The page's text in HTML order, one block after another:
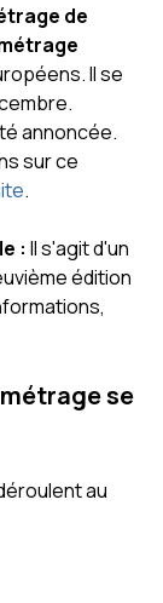
de
Il se
annoncée.
sur ce
.
: Il s'agit d'un
édition
se
au